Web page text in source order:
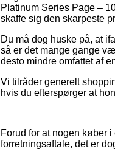
Platinum Series Page –
skaffe sig den skarpeste
Du må dog huske på, at
så er det mange gange
desto mindre omfattet af
Vi tilråder generelt
hvis du efterspørger at
Forud for at nogen køber
forretningsaftale, det er